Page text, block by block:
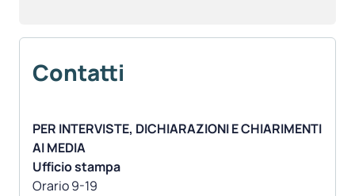
Contatti
PER INTERVISTE, DICHIARAZIONI E CHIARIMENTI
AI MEDIA
Ufficio stampa
Orario 9-19